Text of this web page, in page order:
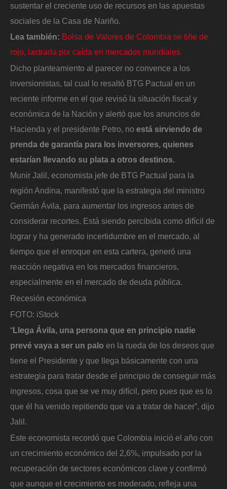
sustentar el creciente uso de recursos en las apuestas
sociales de la Casa de Nariño.
Lea también: Bolsa de Valores de Colombia se tiñe de
rojo, lastrada por caída en mercados mundiales
Dicho planteamiento al parecer no convence a los
inversionistas, tal cual lo resaltó BTG Pactual en un
reciente informe en el que revisó la situación fiscal y
económica de la Nación y alertó que los anuncios de
Hacienda y el presidente Petro, no está sirviendo de
prenda de garantía para los inversores, quienes
estarían llevando su plata a otros destinos.
Munir Jalil, economista jefe de BTG Pactual para la
región Andina, manifestó que la estrategia del ministro
Germán Ávila, para aumentar los ingresos antes de
considerar recortes. Está siendo percibida como difícil de
lograr y ha generado incertidumbre en el mercado, al
tiempo que el enroque en esta cartera, generó una
reacción negativa en los mercados financieros,
especialmente en el mercado de deuda pública.
Recesión económica
FOTO: iStock
“Llega Ávila, una persona que en principio nadie
prevé vaya a ser un palo en la rueda de los deseos que
tiene el Presidente y que llega básicamente con una
estrategia para tratar desde el principio de conseguir más
ingresos, cosa que se ve muy difícil, pero pues que es lo
que él ha venido repitiendo que va a tratar de hacer”, dijo
Jalil.
Este economista recordó que Colombia inició el año con
un crecimiento económico del 2,6%, impulsado por la
recuperación de sectores económicos clave y confirmó
que aunque el crecimiento es moderado, refleja una